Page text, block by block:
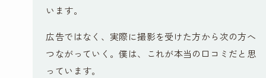
います。
広告ではなく、実際に撮影を受けた方から次の方へ
つながっていく。僕は、これが本当の口コミだと思
っています。